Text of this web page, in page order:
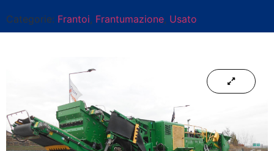
Categorie: Frantoi, Frantumazione, Usato